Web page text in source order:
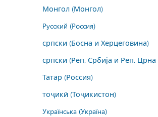
Монгол (Монгол)
Русский (Россия)
српски (Босна и Херцеговина)
српски (Реп. Србија и Реп. Црна
Татар (Россия)
тоҷикӣ (Тоҷикистон)
Українська (Україна)